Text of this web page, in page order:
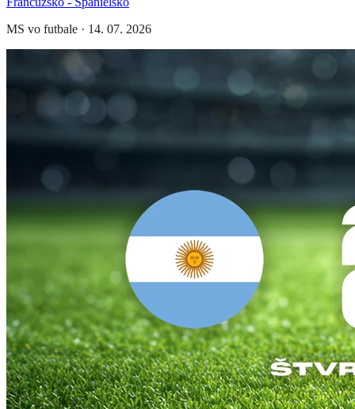
MS vo futbale · 14. 07. 2026